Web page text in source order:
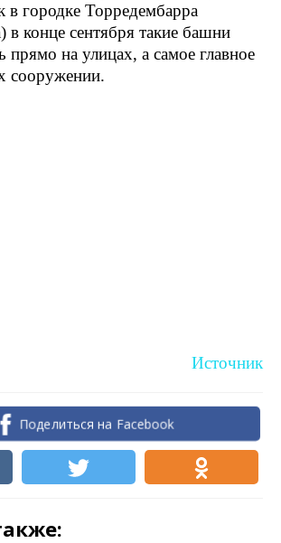
в городке Торредембарра
в конце сентября такие башни
прямо на улицах, а самое главное
сооружении.
Источник
Поделиться на Facebook